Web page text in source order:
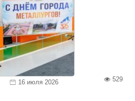
16 июля 2026 529